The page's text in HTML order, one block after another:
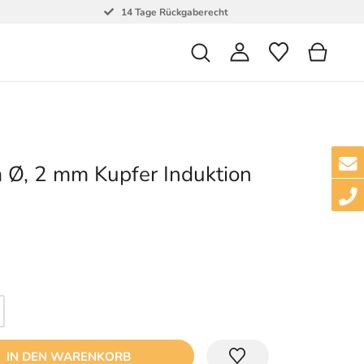
14 Tage Rückgaberecht
2 mm Kupfer Induktion
IN DEN WARENKORB